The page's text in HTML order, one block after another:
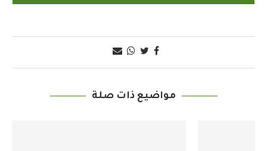
مواضيع ذات صلة